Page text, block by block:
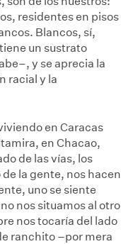
residentes en pisos
Blancos, sí,
un sustrato
y se aprecia la
racial y la
en Caracas
en Chacao,
de las vías, los
la gente, nos hacen
uno se siente
nos situamos al otro
nos tocaría del lado
ranchito –por mera